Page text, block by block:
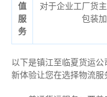
值
服
务
对于企业工厂货
包装
以下是镇江至临夏货运
新体验让您在选择物流服